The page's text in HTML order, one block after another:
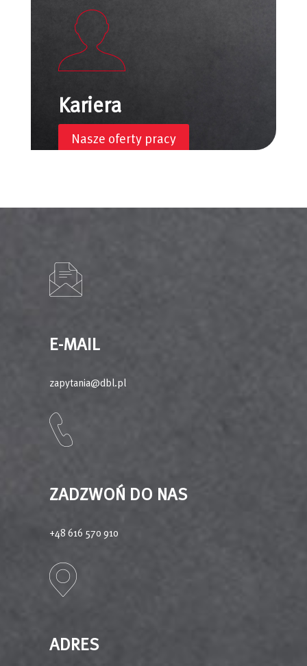
Kariera
Nasze oferty pracy
E-MAIL
zapytania@dbl.pl
ZADZWOŃ DO NAS
+48 616 570 910
ADRES